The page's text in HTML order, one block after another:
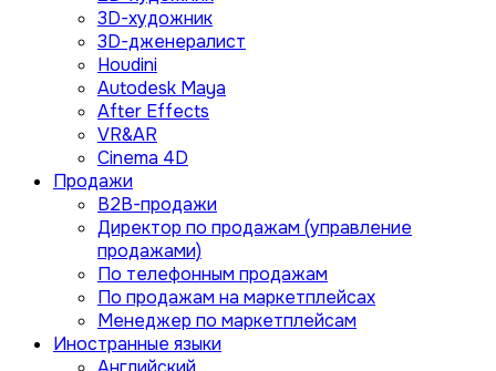
3D-художник
3D-дженералист
Houdini
Autodesk Maya
After Effects
VR&AR
Cinema 4D
Продажи
B2B-продажи
Директор по продажам (управление
продажами)
По телефонным продажам
По продажам на маркетплейсах
Менеджер по маркетплейсам
Иностранные языки